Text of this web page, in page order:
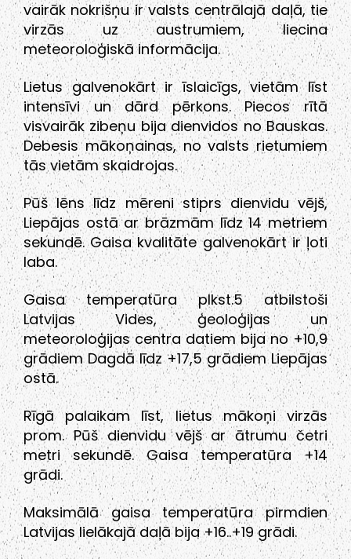
vairāk nokrišņu ir valsts centrālajā daļā, tie
virzās uz austrumiem, liecina
meteoroloģiskā informācija.
Lietus galvenokārt ir īslaicīgs, vietām līst
intensīvi un dārd pērkons. Piecos rītā
visvairāk zibeņu bija dienvidos no Bauskas.
Debesis mākoņainas, no valsts rietumiem
tās vietām skaidrojas.
Pūš lēns līdz mēreni stiprs dienvidu vējš,
Liepājas ostā ar brāzmām līdz 14 metriem
sekundē. Gaisa kvalitāte galvenokārt ir ļoti
laba.
Gaisa temperatūra plkst.5 atbilstoši
Latvijas Vides, ģeoloģijas un
meteoroloģijas centra datiem bija no +10,9
grādiem Dagdā līdz +17,5 grādiem Liepājas
ostā.
Rīgā palaikam līst, lietus mākoņi virzās
prom. Pūš dienvidu vējš ar ātrumu četri
metri sekundē. Gaisa temperatūra +14
grādi.
Maksimālā gaisa temperatūra pirmdien
Latvijas lielākajā daļā bija +16..+19 grādi.